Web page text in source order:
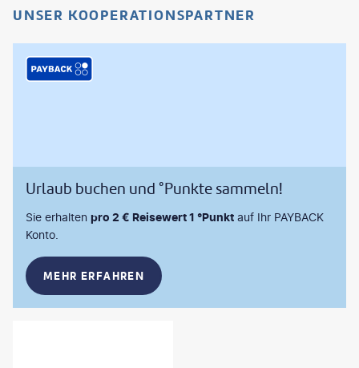
UNSER KOOPERATIONSPARTNER
Urlaub buchen und °Punkte sammeln!
Sie erhalten pro 2 € Reisewert 1 °Punkt auf Ihr PAYBACK
Konto.
MEHR ERFAHREN